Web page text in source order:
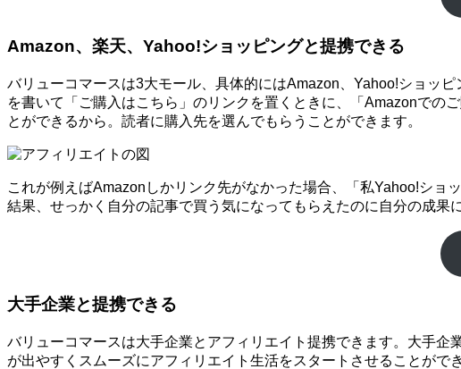
Amazon、楽天、Yahoo!ショッピングと提携できる
バリューコマースは3大モール、具体的にはAmazon、Yahoo!ショッ
を書いて「ご購入はこちら」のリンクを置くときに、「Amazonでの
とができるから。読者に購入先を選んでもらうことができます。
これが例えばAmazonしかリンク先がなかった場合、「私Yahoo!シ
結果、せっかく自分の記事で買う気になってもらえたのに自分の成果
大手企業と提携できる
バリューコマースは大手企業とアフィリエイト提携できます。大手
が出やすくスムーズにアフィリエイト生活をスタートさせることが